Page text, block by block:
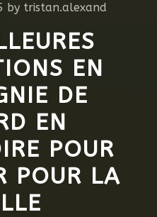
by tristan.alexand
EN
DE
EN
POUR
POUR LA